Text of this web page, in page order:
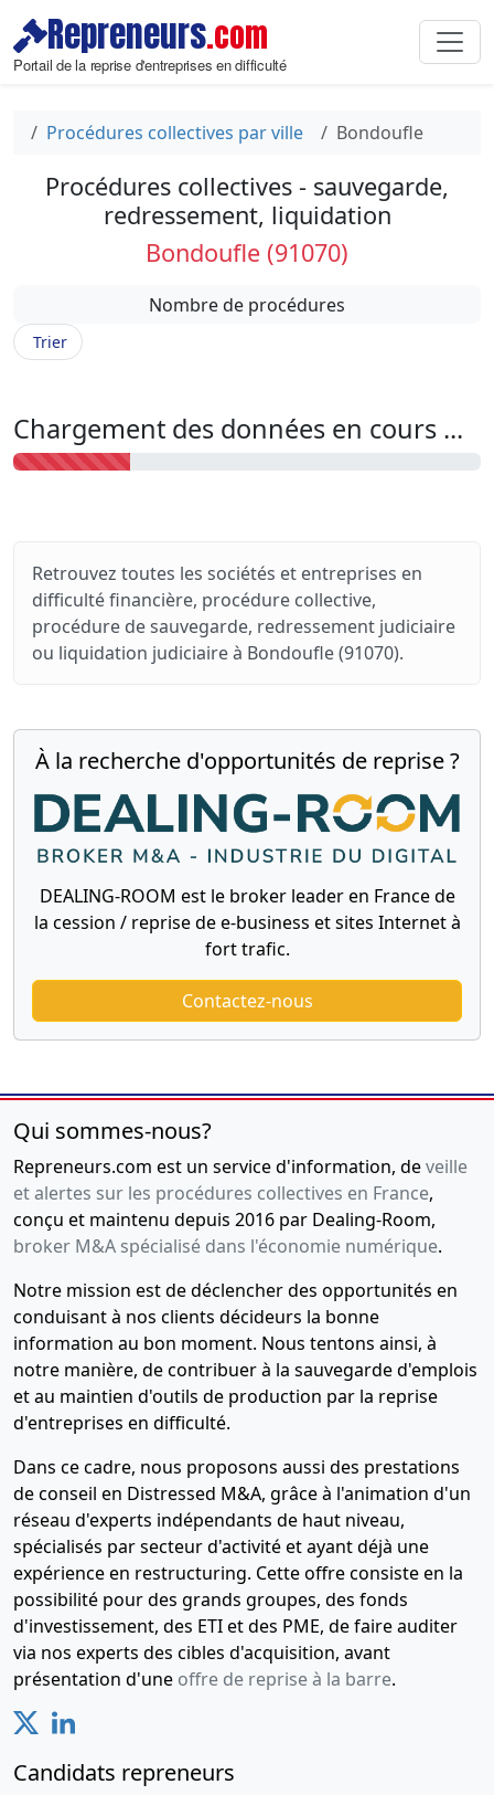
Repreneurs.com
Portail de la reprise d'entreprises en difficulté
Procédures collectives par ville Bondoufle
Procédures collectives - sauvegarde,
redressement, liquidation
Bondoufle (91070)
Nombre de procédures
Trier
Chargement des données en cours ...
Retrouvez toutes les sociétés et entreprises en
difficulté financière, procédure collective,
procédure de sauvegarde, redressement judiciaire
ou liquidation judiciaire à Bondoufle (91070).
À la recherche d'opportunités de reprise ?
DEALING-ROOM est le broker leader en France de
la cession / reprise de e-business et sites Internet à
fort trafic.
Contactez-nous
Qui sommes-nous?
Repreneurs.com est un service d'information, deveille
et alertes sur les procédures collectives en France,
conçu et maintenu depuis 2016 par Dealing-Room,
broker M&A spécialisé dans l'économie numérique.
Notre mission est de déclencher des opportunités en
conduisant à nos clients décideurs la bonne
information au bon moment. Nous tentons ainsi, à
notre manière, de contribuer à la sauvegarde d'emplois
et au maintien d'outils de production par la reprise
d'entreprises en difficulté.
Dans ce cadre, nous proposons aussi des prestations
de conseil en Distressed M&A, grâce à l'animation d'un
réseau d'experts indépendants de haut niveau,
spécialisés par secteur d'activité et ayant déjà une
expérience en restructuring. Cette offre consiste en la
possibilité pour des grands groupes, des fonds
d'investissement, des ETI et des PME, de faire auditer
via nos experts des cibles d'acquisition, avant
présentation d'une offre de reprise à la barre.
Candidats repreneurs